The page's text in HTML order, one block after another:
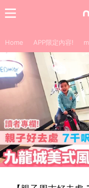
Home APP限定內容!